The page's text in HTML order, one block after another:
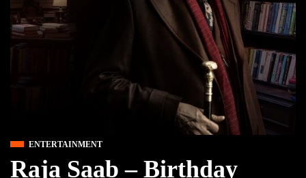
ENTERTAINMENT
Raja Saab – Birthday